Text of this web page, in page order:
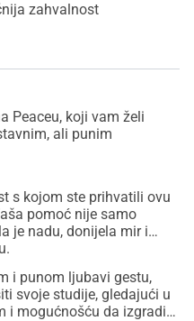
zahvalnost
Peaceu, koji vam želi
ali punim
s kojom ste prihvatili ovu
pomoć nije samo
je nadu, donijela mir i
i punom ljubavi gestu,
svoje studije, gledajući u
i mogućnošću da izgradi